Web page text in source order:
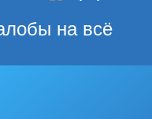
на всё